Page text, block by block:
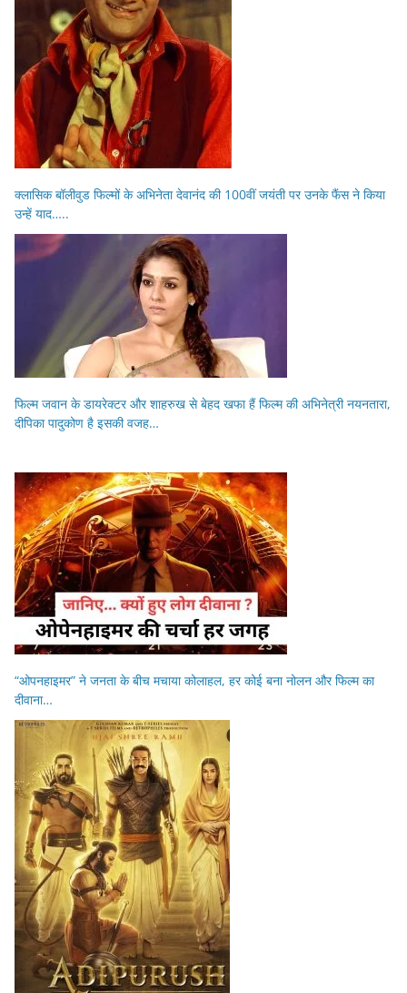
क्लासिक बॉलीवुड फिल्मों के अभिनेता देवानंद की 100वीं जयंती पर उनके फैंस ने किया
उन्हें याद…..
फिल्म जवान के डायरेक्टर और शाहरुख से बेहद खफा हैं फिल्म की अभिनेत्री नयनतारा,
दीपिका पादुकोण है इसकी वजह…
“ओपनहाइमर” ने जनता के बीच मचाया कोलाहल, हर कोई बना नोलन और फिल्म का
दीवाना…